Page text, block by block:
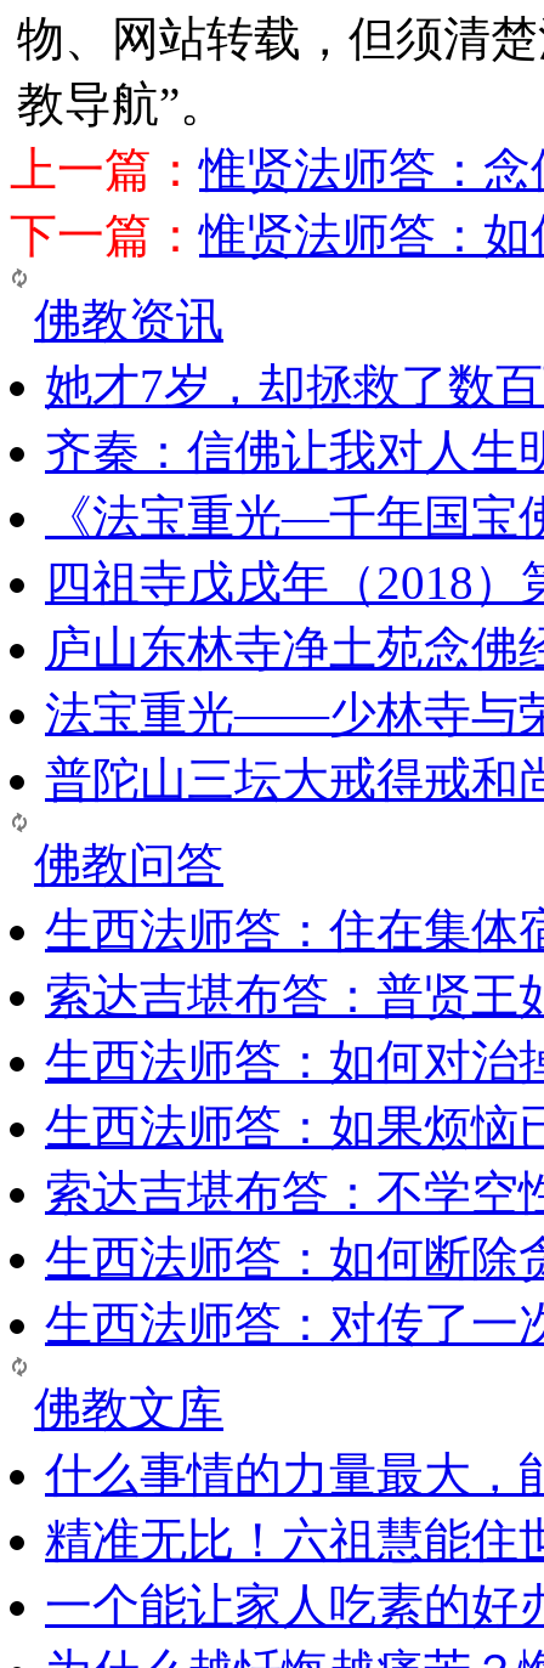
物、网站转载，但须清
教导航”。
上一篇：惟贤法师答：
下一篇：惟贤法师答：
佛教资讯
她才7岁，却拯救了数
齐秦：信佛让我对人生
《法宝重光—千年国宝
四祖寺戊戌年（2018
庐山东林寺净土苑念佛
法宝重光——少林寺与
普陀山三坛大戒得戒和
佛教问答
生西法师答：住在集体
索达吉堪布答：普贤王
生西法师答：如何对治
生西法师答：如果烦恼
索达吉堪布答：​不学空
生西法师答：如何断除
生西法师答：对传了一
佛教文库
什么事情的力量最大，
精准无比！六祖慧能住
一个能让家人吃素的好